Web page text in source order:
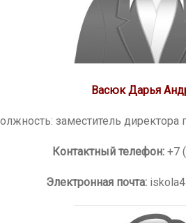
Васюк Дарья
заместитель директора
Контактный телефон: +7
Электронная почта: